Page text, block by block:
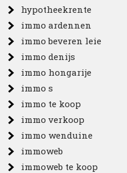
hypotheekrente
immo ardennen
immo beveren leie
immo denijs
immo hongarije
immo s
immo te koop
immo verkoop
immo wenduine
immoweb
immoweb te koop